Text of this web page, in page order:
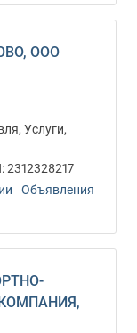
ООО
Услуги,
2312328217
Объявления